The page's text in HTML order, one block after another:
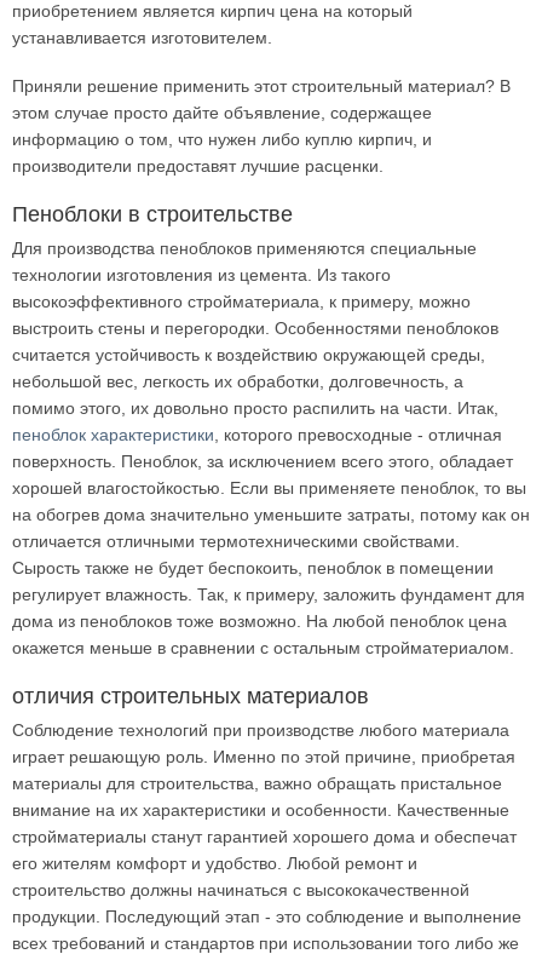
приобретением является кирпич цена на который
устанавливается изготовителем.
Приняли решение применить этот строительный материал? В
этом случае просто дайте объявление, содержащее
информацию о том, что нужен либо куплю кирпич, и
производители предоставят лучшие расценки.
Пеноблоки в строительстве
Для производства пеноблоков применяются специальные
технологии изготовления из цемента. Из такого
высокоэффективного стройматериала, к примеру, можно
выстроить стены и перегородки. Особенностями пеноблоков
считается устойчивость к воздействию окружающей среды,
небольшой вес, легкость их обработки, долговечность, а
помимо этого, их довольно просто распилить на части. Итак,
пеноблок характеристики , которого превосходные - отличная
поверхность. Пеноблок, за исключением всего этого, обладает
хорошей влагостойкостью. Если вы применяете пеноблок, то вы
на обогрев дома значительно уменьшите затраты, потому как он
отличается отличными термотехническими свойствами.
Сырость также не будет беспокоить, пеноблок в помещении
регулирует влажность. Так, к примеру, заложить фундамент для
дома из пеноблоков тоже возможно. На любой пеноблок цена
окажется меньше в сравнении с остальным стройматериалом.
отличия строительных материалов
Соблюдение технологий при производстве любого материала
играет решающую роль. Именно по этой причине, приобретая
материалы для строительства, важно обращать пристальное
внимание на их характеристики и особенности. Качественные
стройматериалы станут гарантией хорошего дома и обеспечат
его жителям комфорт и удобство. Любой ремонт и
строительство должны начинаться с высококачественной
продукции. Последующий этап - это соблюдение и выполнение
всех требований и стандартов при использовании того либо же